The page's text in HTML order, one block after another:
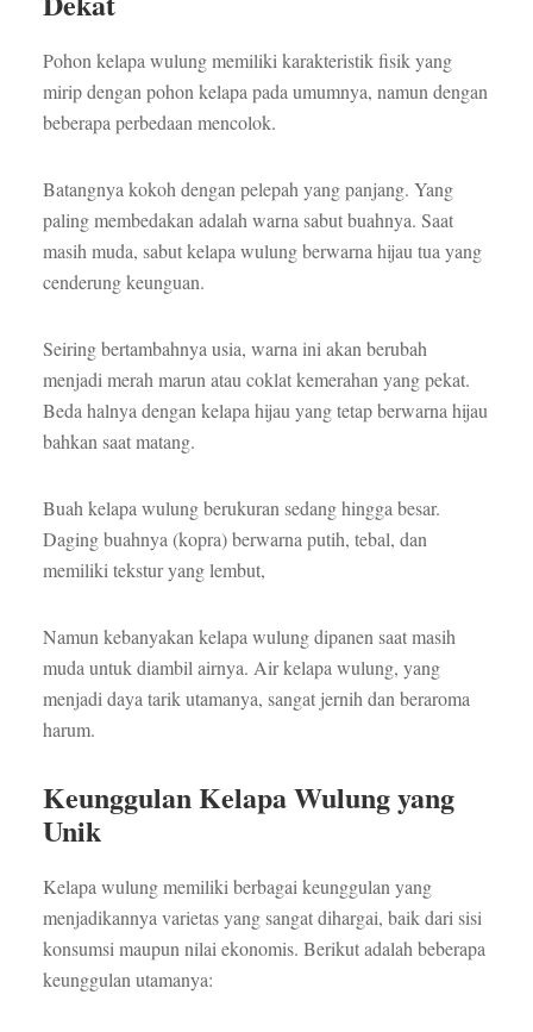
Pohon kelapa wulung memiliki karakteristik fisik yang
mirip dengan pohon kelapa pada umumnya, namun dengan
beberapa perbedaan mencolok.
Batangnya kokoh dengan pelepah yang panjang. Yang
paling membedakan adalah warna sabut buahnya. Saat
masih muda, sabut kelapa wulung berwarna hijau tua yang
cenderung keunguan.
Seiring bertambahnya usia, warna ini akan berubah
menjadi merah marun atau coklat kemerahan yang pekat.
Beda halnya dengan kelapa hijau yang tetap berwarna hijau
bahkan saat matang.
Buah kelapa wulung berukuran sedang hingga besar.
Daging buahnya (kopra) berwarna putih, tebal, dan
memiliki tekstur yang lembut,
Namun kebanyakan kelapa wulung dipanen saat masih
muda untuk diambil airnya. Air kelapa wulung, yang
menjadi daya tarik utamanya, sangat jernih dan beraroma
harum.
Keunggulan Kelapa Wulung yang
Unik
Kelapa wulung memiliki berbagai keunggulan yang
menjadikannya varietas yang sangat dihargai, baik dari sisi
konsumsi maupun nilai ekonomis. Berikut adalah beberapa
keunggulan utamanya: